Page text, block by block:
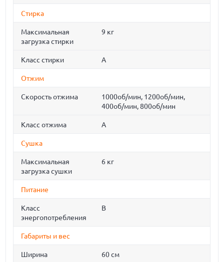
Стирка
Максимальная
загрузка стирки
9 кг
Класс стирки A
Отжим
Скорость отжима
1000об/мин, 1200об/мин,
400об/мин, 800об/мин
Класс отжима A
Сушка
Максимальная
загрузка сушки
6 кг
Питание
Класс
энергопотребления
B
Габариты и вес
Ширина 60 см